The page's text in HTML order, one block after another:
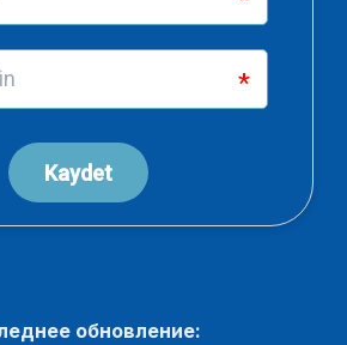
обновление: